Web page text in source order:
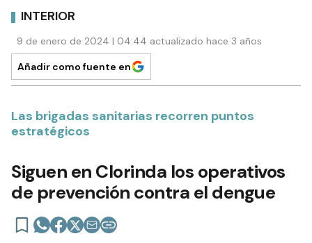
INTERIOR
9 de enero de 2024 | 04:44 actualizado hace 3 años
Añadir como fuente en
Las brigadas sanitarias recorren puntos
estratégicos
Siguen en Clorinda los operativos
de prevención contra el dengue